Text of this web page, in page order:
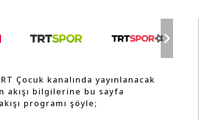
Çocuk kanalında yayınlanacak
akışı bilgilerine bu sayfa
programı şöyle;